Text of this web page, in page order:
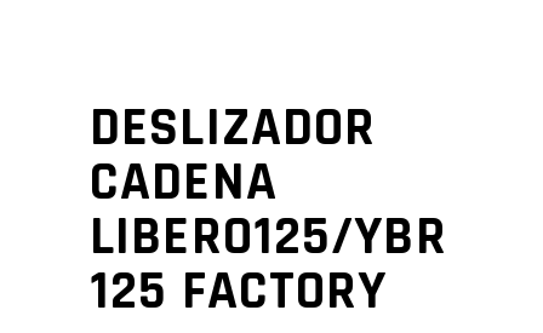
DESLIZADOR
CADENA
LIBERO125/YBR
125 FACTORY